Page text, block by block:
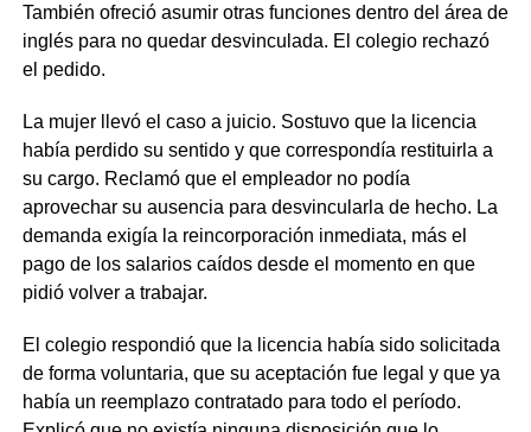
También ofreció asumir otras funciones dentro del área de
inglés para no quedar desvinculada. El colegio rechazó
el pedido.
La mujer llevó el caso a juicio. Sostuvo que la licencia
había perdido su sentido y que correspondía restituirla a
su cargo. Reclamó que el empleador no podía
aprovechar su ausencia para desvincularla de hecho. La
demanda exigía la reincorporación inmediata, más el
pago de los salarios caídos desde el momento en que
pidió volver a trabajar.
El colegio respondió que la licencia había sido solicitada
de forma voluntaria, que su aceptación fue legal y que ya
había un reemplazo contratado para todo el período.